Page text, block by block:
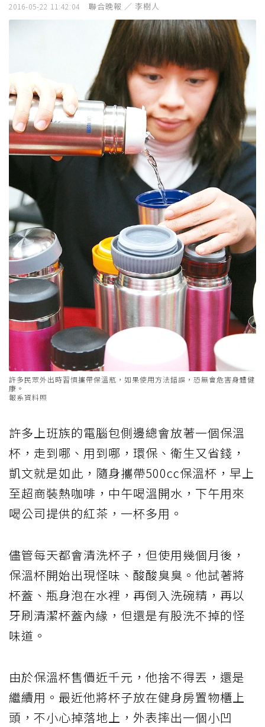
2016-05-22 11:42:04 聯合晚報 ／ 李樹人
許多民眾外出時習慣攜帶保溫瓶，如果使用方法錯誤，恐無會危害身體健
康。
報系資料照
許多上班族的電腦包側邊總會放著一個保溫
杯，走到哪、用到哪，環保、衛生又省錢，
凱文就是如此，隨身攜帶500cc保溫杯，早上
至超商裝熱咖啡，中午喝溫開水，下午用來
喝公司提供的紅茶，一杯多用。
儘管每天都會清洗杯子，但使用幾個月後，
保溫杯開始出現怪味、酸酸臭臭。他試著將
杯蓋、瓶身泡在水裡，再倒入洗碗精，再以
牙刷清潔杯蓋內緣，但還是有股洗不掉的怪
味道。
由於保溫杯售價近千元，他捨不得丟，還是
繼續用。最近他將杯子放在健身房置物櫃上
頭，不小心掉落地上，外表摔出一個小凹